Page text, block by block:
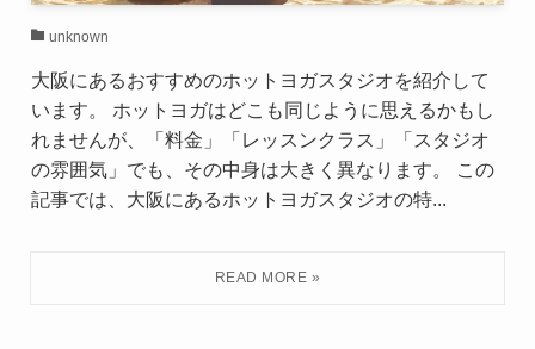
unknown
大阪にあるおすすめのホットヨガスタジオを紹介して
います。 ホットヨガはどこも同じように思えるかもし
れませんが、「料金」「レッスンクラス」「スタジオ
の雰囲気」でも、その中身は大きく異なります。 この
記事では、大阪にあるホットヨガスタジオの特...